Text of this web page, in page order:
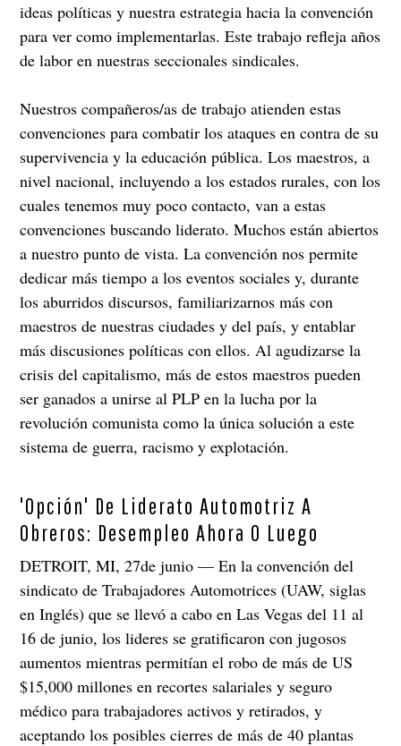
ideas políticas y nuestra estrategia hacia la convención
para ver como implementarlas. Este trabajo refleja años
de labor en nuestras seccionales sindicales.
Nuestros compañeros/as de trabajo atienden estas
convenciones para combatir los ataques en contra de su
supervivencia y la educación pública. Los maestros, a
nivel nacional, incluyendo a los estados rurales, con los
cuales tenemos muy poco contacto, van a estas
convenciones buscando liderato. Muchos están abiertos
a nuestro punto de vista. La convención nos permite
dedicar más tiempo a los eventos sociales y, durante
los aburridos discursos, familiarizarnos más con
maestros de nuestras ciudades y del país, y entablar
más discusiones políticas con ellos. Al agudizarse la
crisis del capitalismo, más de estos maestros pueden
ser ganados a unirse al PLP en la lucha por la
revolución comunista como la única solución a este
sistema de guerra, racismo y explotación.
'Opción' De Liderato Automotriz A
Obreros: Desempleo Ahora O Luego
DETROIT, MI, 27de junio — En la convención del
sindicato de Trabajadores Automotrices (UAW, siglas
en Inglés) que se llevó a cabo en Las Vegas del 11 al
16 de junio, los lideres se gratificaron con jugosos
aumentos mientras permitían el robo de más de US
$15,000 millones en recortes salariales y seguro
médico para trabajadores activos y retirados, y
aceptando los posibles cierres de más de 40 plantas